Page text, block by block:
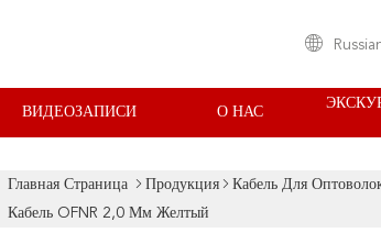
ВИДЕОЗАПИСИ О НАС
Главная Страница Продукция Кабель Для
Кабель OFNR 2,0 Мм Желтый